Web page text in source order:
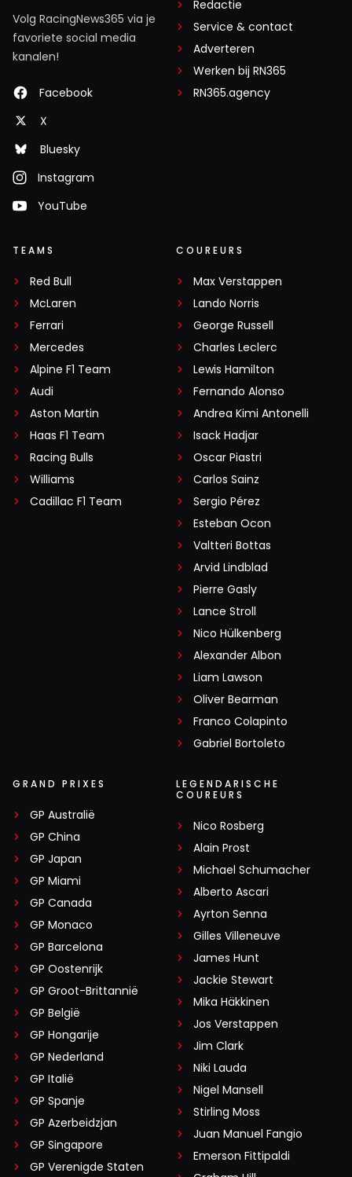
Volg RacingNews365 via je
favoriete social media
kanalen!
Facebook
X
Bluesky
Instagram
YouTube
Redactie
Service & contact
Adverteren
Werken bij RN365
RN365.agency
TEAMS
Red Bull
McLaren
Ferrari
Mercedes
Alpine F1 Team
Audi
Aston Martin
Haas F1 Team
Racing Bulls
Williams
Cadillac F1 Team
COUREURS
Max Verstappen
Lando Norris
George Russell
Charles Leclerc
Lewis Hamilton
Fernando Alonso
Andrea Kimi Antonelli
Isack Hadjar
Oscar Piastri
Carlos Sainz
Sergio Pérez
Esteban Ocon
Valtteri Bottas
Arvid Lindblad
Pierre Gasly
Lance Stroll
Nico Hülkenberg
Alexander Albon
Liam Lawson
Oliver Bearman
Franco Colapinto
Gabriel Bortoleto
GRAND PRIXES
GP Australië
GP China
GP Japan
GP Miami
GP Canada
GP Monaco
GP Barcelona
GP Oostenrijk
GP Groot-Brittannië
GP België
GP Hongarije
GP Nederland
GP Italië
GP Spanje
GP Azerbeidzjan
GP Singapore
GP Verenigde Staten
LEGENDARISCHE
COUREURS
Nico Rosberg
Alain Prost
Michael Schumacher
Alberto Ascari
Ayrton Senna
Gilles Villeneuve
James Hunt
Jackie Stewart
Mika Häkkinen
Jos Verstappen
Jim Clark
Niki Lauda
Nigel Mansell
Stirling Moss
Juan Manuel Fangio
Emerson Fittipaldi